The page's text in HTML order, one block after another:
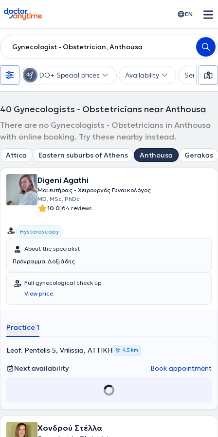
doctoranytime EN
Gynecologist - Obstetrician, Anthousa
DO+ Special prices Availability Services
40 Gynecologists - Obstetricians near Anthousa
There are no Gynecologists - Obstetricians in Anthousa
with online booking. Try these nearby instead.
Attica Eastern suburbs of Athens Anthousa Gerakas
Digeni Agathi
Μαιευτήρας - Χειρουργός Γυναικολόγος
MD, MSc, PhDc
10.0|64 reviews
Hysteroscopy
About the specialist
Πρόγραμμα Δοξιάδης
Full gynecological check up
View price
Practice 1
Leof. Pentelis 5, Vrilissia, ΑΤΤΙΚΗ 4,5 km
Next availability Book appointment
Χονδρού Στέλλα